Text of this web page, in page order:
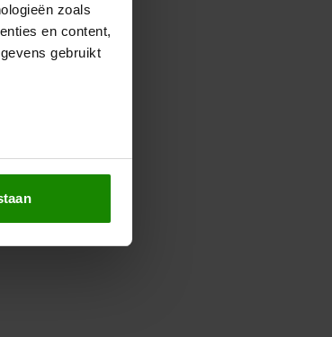
zoals
en content,
gebruikt
en om ons